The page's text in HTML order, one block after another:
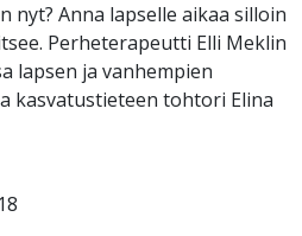
nyt? Anna lapselle aikaa silloin
Perheterapeutti Elli Meklin
lapsen ja vanhempien
kasvatustieteen tohtori Elina